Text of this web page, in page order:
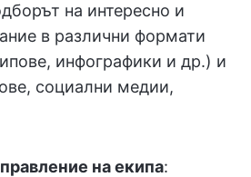
на интересно и
в различни формати
инфографики и др.) и
социални медии,
на екипа: